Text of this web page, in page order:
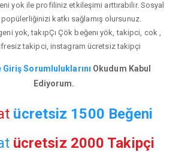
yok ile profiliniz etkileşimi arttırabilir. Sosyal
katkı sağlamış olursunuz.
yok, takıpÇı Çök beğenı yök, takipci, cok ,
takipci, instagram ücretsiz takipçi
Sorumluluklarını Okudum Kabul
Ediyorum.
ücretsiz 1500 Beğeni
ücretsiz 2000 Takipçi